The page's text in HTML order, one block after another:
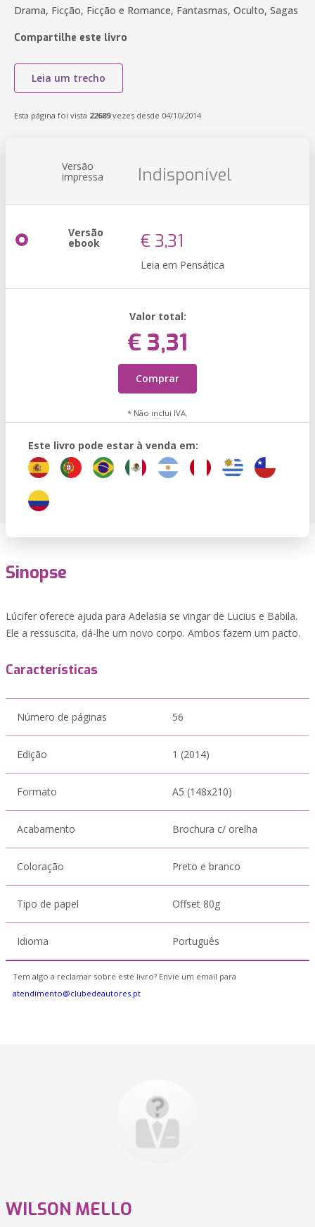
Drama, Ficção, Ficção e Romance, Fantasmas, Oculto, Sagas
Compartilhe este livro
Leia um trecho
Esta página foi vista 22689vezes desde 04/10/2014
Versão
impressa Indisponível
Versão
ebook € 3,31
Leia em Pensática
Valor total:
€ 3,31
Comprar
* Não inclui IVA.
Este livro pode estar à venda em:
Sinopse
Lúcifer oferece ajuda para Adelasia se vingar de Lucius e Babila.
Ele a ressuscita, dá-lhe um novo corpo. Ambos fazem um pacto.
Características
Número de páginas 56
Edição 1 (2014)
Formato A5 (148x210)
Acabamento Brochura c/ orelha
Coloração Preto e branco
Tipo de papel Offset 80g
Idioma Português
Tem algo a reclamar sobre este livro? Envie um email para
atendimento@clubedeautores.pt
WILSON MELLO